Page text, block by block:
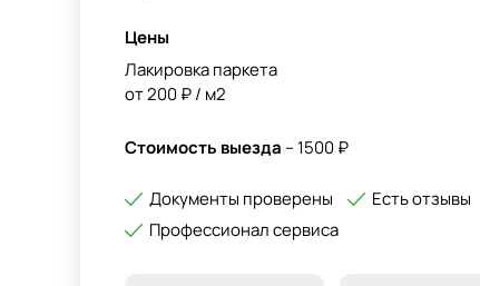
Цены
Лакировка паркета
от 200 ₽ / м2
Стоимость выезда – 1500 ₽
Документы проверены Есть отзывы
Профессионал сервиса